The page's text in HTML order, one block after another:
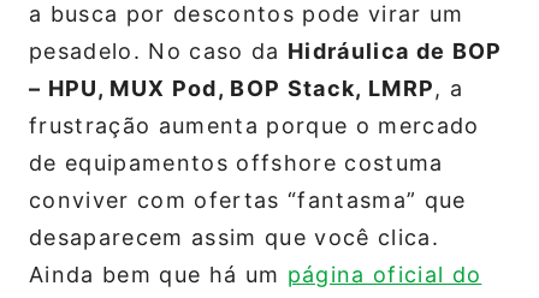
a busca por descontos pode virar um
pesadelo. No caso da Hidráulica de BOP
– HPU, MUX Pod, BOP Stack, LMRP, a
frustração aumenta porque o mercado
de equipamentos offshore costuma
conviver com ofertas “fantasma” que
desaparecem assim que você clica.
Ainda bem que há um página oficial do